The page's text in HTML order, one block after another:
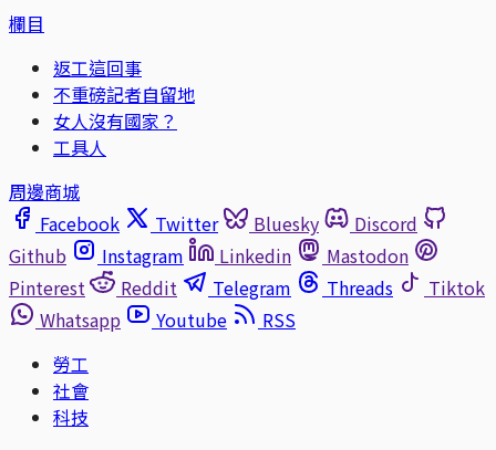
欄目
返工這回事
不重磅記者自留地
女人沒有國家？
工具人
周邊商城
Facebook
Twitter Bluesky
Discord
Github
Instagram Linkedin
Mastodon
Pinterest
Reddit Telegram Threads
Tiktok
Whatsapp
Youtube
RSS
勞工
社會
科技